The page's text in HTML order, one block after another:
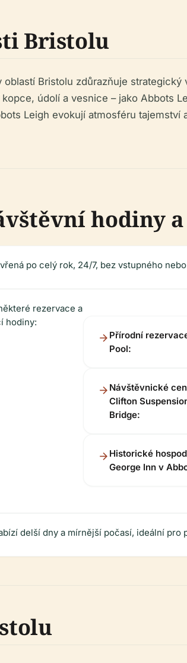
Bristolu
Bristolu zdůrazňuje strategický
údolí a vesnice – jako Abbots
Leigh evokují atmosféru
hodiny
po celý rok, 24/7, bez vstupného
rezervace a
hodiny:
Přírodní
Pool:
Návštěvnické
Clifton
Bridge:
Historické
George Inn v
delší dny a mírnější počasí, ideální pro